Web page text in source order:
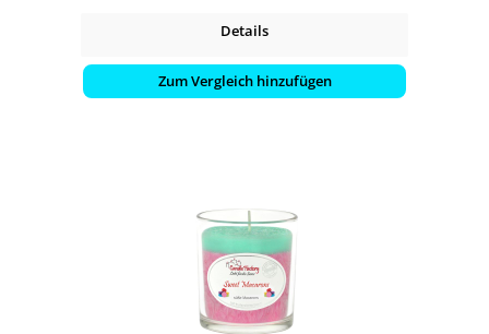
Details
Zum Vergleich hinzufügen